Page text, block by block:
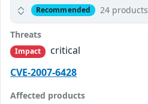
Recommended 24 products
Threats
Impact
critical
CVE-2007-6428
Affected products